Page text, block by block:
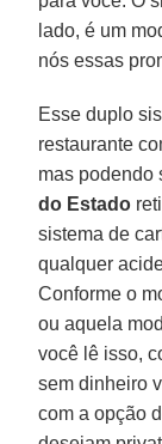
lado, é um
nós essas
Esse duplo
restaurante
mas podendo
do Estado
sistema de
qualquer
Conforme o
ou aquela
você lê isso,
sem dinheiro
com a opção